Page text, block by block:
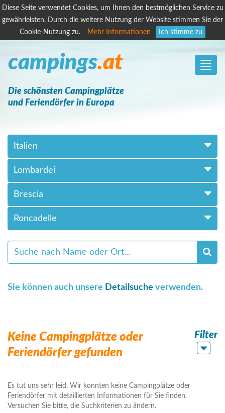
Diese Seite verwendet Cookies, um Ihnen den bestmöglichen Service zu
gewährleisten. Durch die weitere Nutzung der Website stimmen Sie der
Cookie-Nutzung zu.
Mehr Informationen Ich stimme zu
Toggle
campings.at
Die schönsten Campingplätze
und Feriendörfer in Europa
Italien
Lombardei
Brescia
Roncadelle
Sie können auch unsere Detailsuche verwenden.
Keine Campingplätze oder
Feriendörfer gefunden
Filter
Es tut uns sehr leid. Wir konnten keine Campingplätze oder
Feriendörfer mit detaillierten Informationen für Sie finden.
Versuchen Sie bitte, die Suchkriterien zu ändern.